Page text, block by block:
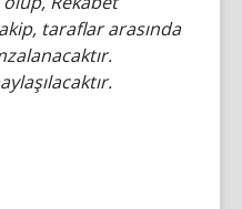
taraflar arasında